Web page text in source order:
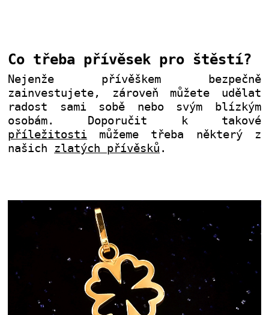
Co třeba přívěsek pro štěstí?
Nejenže přívěškem bezpečně
zainvestujete, zároveň můžete udělat
radost sami sobě nebo svým blízkým
osobám. Doporučit k takové
příležitosti můžeme třeba některý z
našich zlatých přívěsků .